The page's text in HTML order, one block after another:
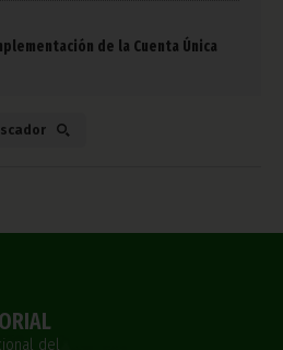
de la Cuenta Única
del